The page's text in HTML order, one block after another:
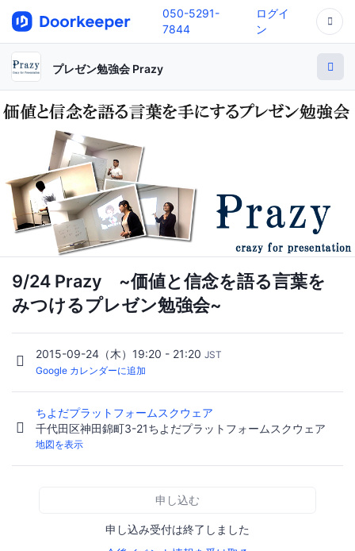
050-5291-
7844
ログイ
ン
プレゼン勉強会 Prazy
9/24 Prazy ~価値と信念を語る言葉を
みつけるプレゼン勉強会~
2015-09-24（木）19:20 - 21:20 JST
Google カレンダーに追加
ちよだプラットフォームスクウェア
千代田区神田錦町3-21ちよだプラットフォームスクウェア
地図を表示
申し込む
申し込み受付は終了しました